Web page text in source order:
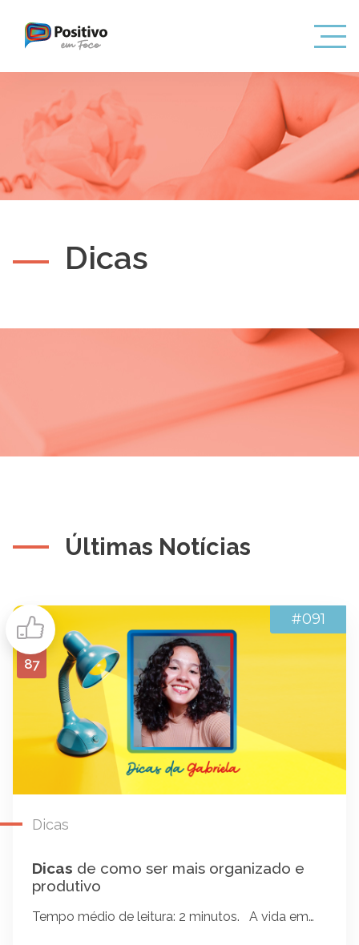
Dicas
Últimas Notícias
87
Dicas
Dicas de como ser mais organizado e
produtivo
Tempo médio de leitura: 2 minutos. A vida em…
#091